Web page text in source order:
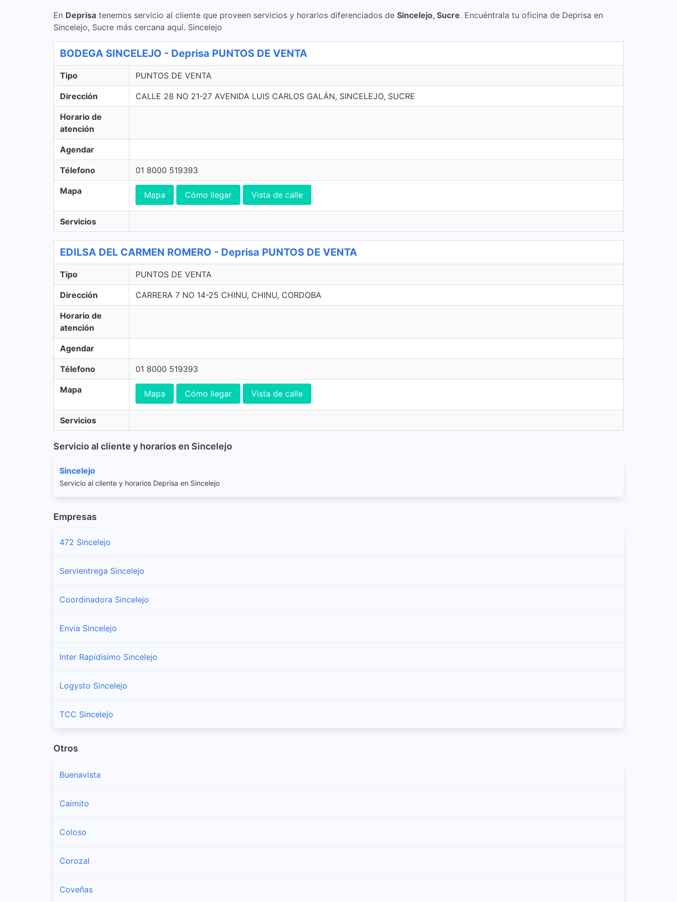
En Deprisa tenemos servicio al cliente que proveen servicios y horarios diferenciados de Sincelejo, Sucre. Encuéntrala tu oficina de Deprisa en
Sincelejo, Sucre más cercana aquí. Sincelejo
BODEGA SINCELEJO - Deprisa PUNTOS DE VENTA
Tipo PUNTOS DE VENTA
Dirección CALLE 28 NO 21-27 AVENIDA LUIS CARLOS GALÁN, SINCELEJO, SUCRE
Horario de
atención
Agendar
Télefono 01 8000 519393
Mapa Mapa Cómo llegar Vista de calle
Servicios
EDILSA DEL CARMEN ROMERO - Deprisa PUNTOS DE VENTA
Tipo PUNTOS DE VENTA
Dirección CARRERA 7 NO 14-25 CHINU, CHINU, CORDOBA
Horario de
atención
Agendar
Télefono 01 8000 519393
Mapa Mapa Cómo llegar Vista de calle
Servicios
Servicio al cliente y horarios en Sincelejo
Sincelejo
Servicio al cliente y horarios Deprisa en Sincelejo
Empresas
472 Sincelejo
Servientrega Sincelejo
Coordinadora Sincelejo
Envia Sincelejo
Inter Rapidísimo Sincelejo
Logysto Sincelejo
TCC Sincelejo
Otros
Buenavista
Caimito
Coloso
Corozal
Coveñas